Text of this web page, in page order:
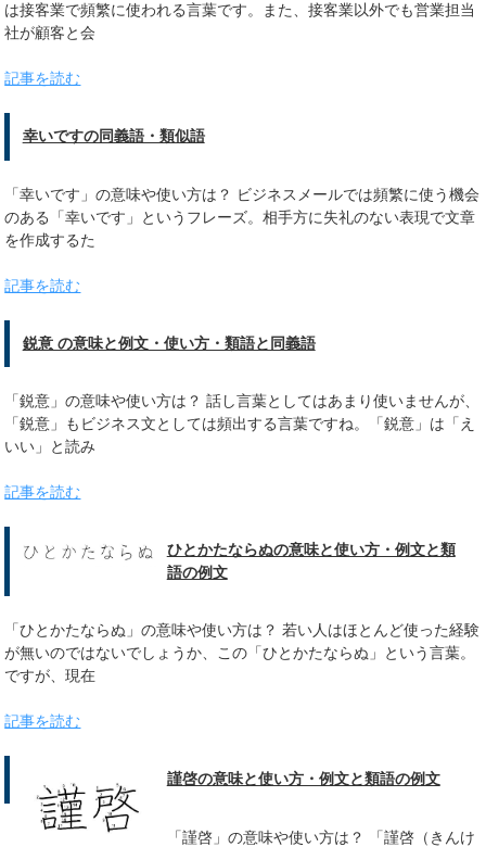
は接客業で頻繁に使われる言葉です。また、接客業以外でも営業担当
社が顧客と会
記事を読む
幸いですの同義語・類似語
「幸いです」の意味や使い方は？ ビジネスメールでは頻繁に使う機会
のある「幸いです」というフレーズ。相手方に失礼のない表現で文章
を作成するた
記事を読む
鋭意 の意味と例文・使い方・類語と同義語
「鋭意」の意味や使い方は？ 話し言葉としてはあまり使いませんが、
「鋭意」もビジネス文としては頻出する言葉ですね。「鋭意」は「え
いい」と読み
記事を読む
ひとかたならぬの意味と使い方・例文と類
語の例文
「ひとかたならぬ」の意味や使い方は？ 若い人はほとんど使った経験
が無いのではないでしょうか、この「ひとかたならぬ」という言葉。
ですが、現在
記事を読む
謹啓の意味と使い方・例文と類語の例文
「謹啓」の意味や使い方は？ 「謹啓（きんけ